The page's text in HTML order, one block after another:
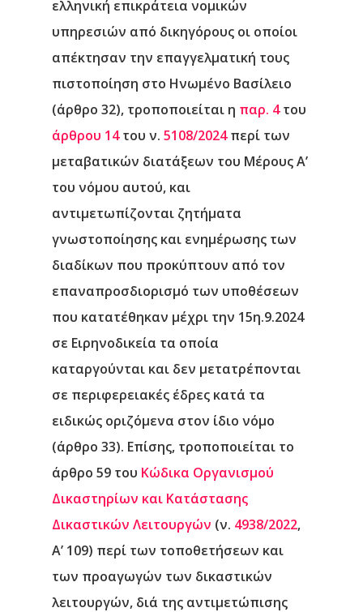
ελληνική επικράτεια νομικών
υπηρεσιών από δικηγόρους οι οποίοι
απέκτησαν την επαγγελματική τους
πιστοποίηση στο Ηνωμένο Βασίλειο
(άρθρο 32), τροποποιείται η παρ. 4του
άρθρου 14του ν. 5108/2024περί των
μεταβατικών διατάξεων του Μέρους Α’
του νόμου αυτού, και
αντιμετωπίζονται ζητήματα
γνωστοποίησης και ενημέρωσης των
διαδίκων που προκύπτουν από τον
επαναπροσδιορισμό των υποθέσεων
που κατατέθηκαν μέχρι την 15η.9.2024
σε Ειρηνοδικεία τα οποία
καταργούνται και δεν μετατρέπονται
σε περιφερειακές έδρες κατά τα
ειδικώς οριζόμενα στον ίδιο νόμο
(άρθρο 33). Επίσης, τροποποιείται το
άρθρο 59 του Κώδικα Οργανισμού
Δικαστηρίων και Κατάστασης
Δικαστικών Λειτουργών (ν. 4938/2022,
Α’ 109) περί των τοποθετήσεων και
των προαγωγών των δικαστικών
λειτουργών, διά της αντιμετώπισης
Επικοινωνία